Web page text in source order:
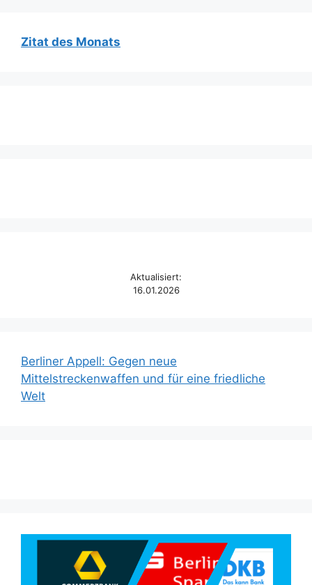
Zitat des Monats
Aktualisiert:
16.01.2026
Berliner Appell: Gegen neue
Mittelstreckenwaffen und für eine friedliche
Welt